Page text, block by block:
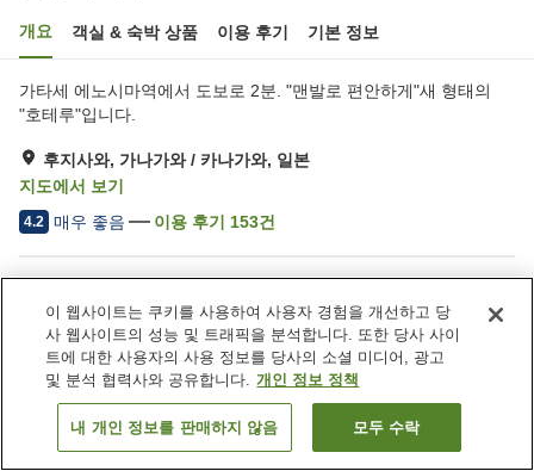
개요 객실 & 숙박 상품 이용 후기 기본 정보
가타세 에노시마역에서 도보로 2분. "맨발로 편안하게"새 형태의
"호테루"입니다.
후지사와, 가나가와 / 카나가와, 일본
지도에서 보기
4.2 매우 좋음 이용 후기 153건
주차장 자동판매기
일본 가나가와 / 카나가와 후지사와
객실 보기
이 웹사이트는 쿠키를 사용하여 사용자 경험을 개선하고 당
사 웹사이트의 성능 및 트래픽을 분석합니다. 또한 당사 사이
트에 대한 사용자의 사용 정보를 당사의 소셜 미디어, 광고
및 분석 협력사와 공유합니다. 개인 정보 정책
내 개인 정보를 판매하지 않음 모두 수락